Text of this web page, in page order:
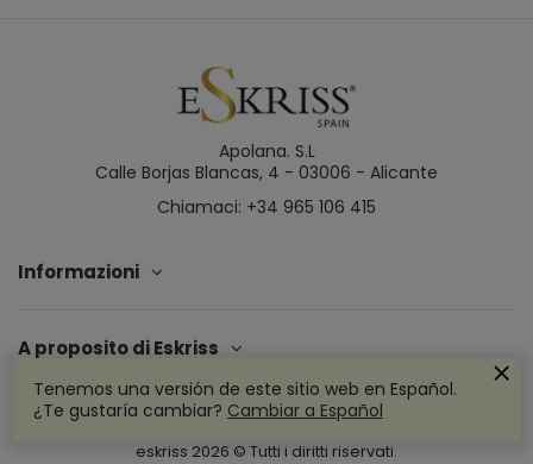
Apolana. S.L
Calle Borjas Blancas, 4 - 03006 - Alicante
Chiamaci: +34 965 106 415
Informazioni
A proposito di Eskriss
eskriss 2026 © Tutti i diritti riservati.
Tenemos una versión de este sitio web en Español.
¿Te gustaría cambiar? Cambiar a Español